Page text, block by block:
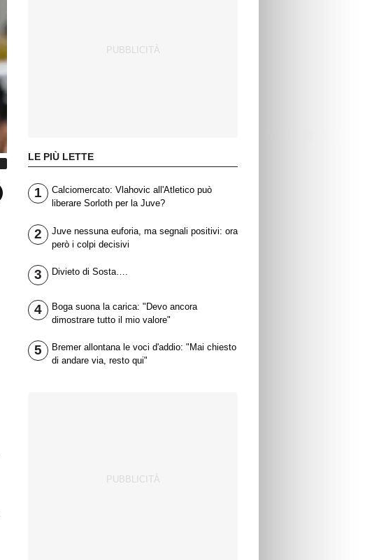
LE PIÙ LETTE
1
Calciomercato: Vlahovic all'Atletico può
liberare Sorloth per la Juve?
2
Juve nessuna euforia, ma segnali positivi: ora
però i colpi decisivi
3 Divieto di Sosta….
4
Boga suona la carica: "Devo ancora
dimostrare tutto il mio valore"
5
Bremer allontana le voci d'addio: "Mai chiesto
di andare via, resto qui"